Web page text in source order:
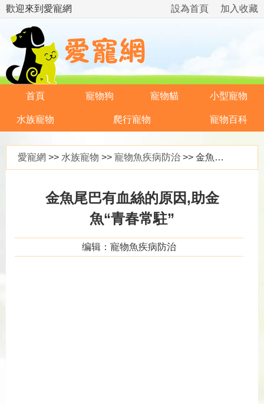
歡迎來到愛寵網 加入收藏
設為首頁
首頁 寵物狗 寵物貓 小型寵物
水族寵物 爬行寵物 寵物百科
愛寵網 >> 水族寵物 >> 寵物魚疾病防治 >> 金魚尾巴有血絲的原因,助金魚“青春常駐”
金魚尾巴有血絲的原因,助金
魚“青春常駐”
编辑：寵物魚疾病防治